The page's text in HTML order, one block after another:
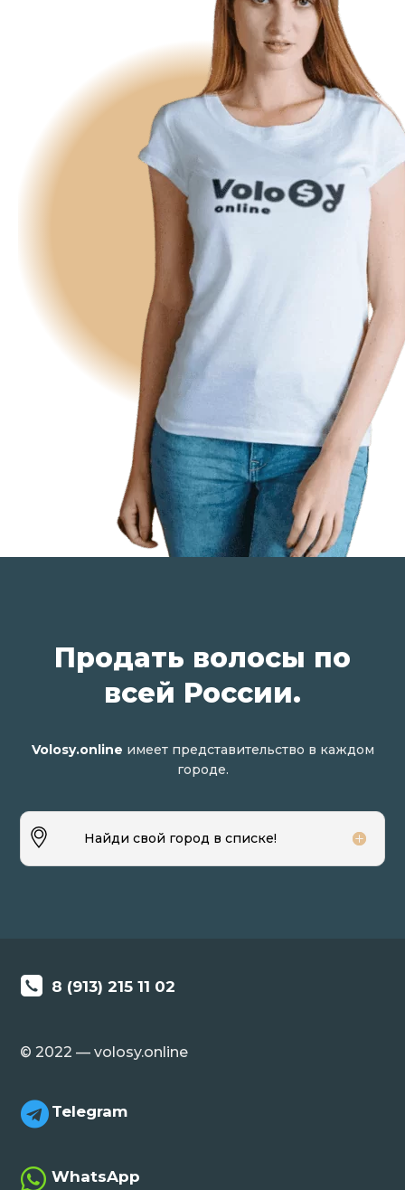
Продать волосы по
всей России.
Volosy.online имеет представительство в каждом
городе.
Найди свой город в списке!
8 (913) 215 11 02
© 2022 — volosy.online
 Telegram
 WhatsApp